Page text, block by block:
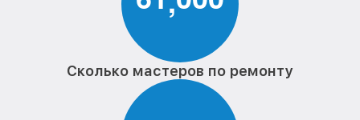
Сколько мастеров по ремонту